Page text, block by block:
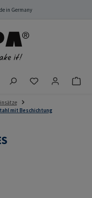
in Germany
Du hast 0
mit Beschichtung